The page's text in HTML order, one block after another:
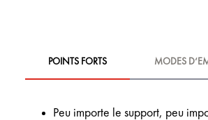
POINTS FORTS MODES
Peu importe le support, peu